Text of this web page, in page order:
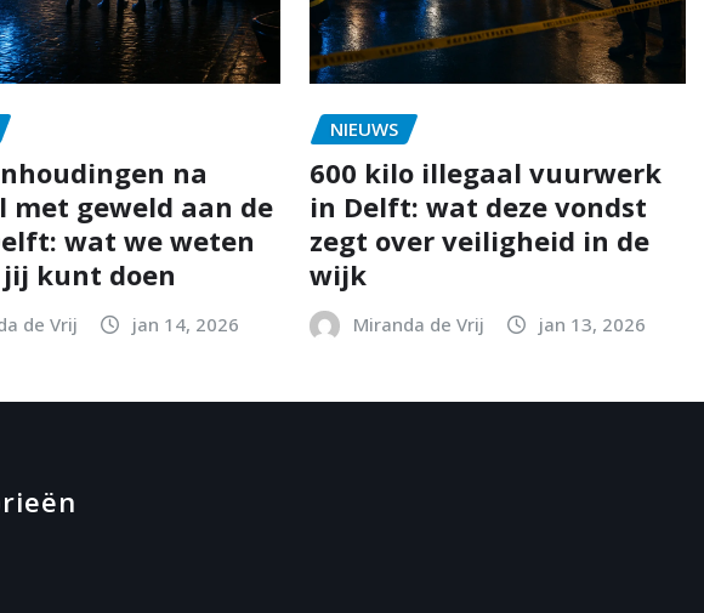
na
met geweld aan de
wat we weten
kunt doen
de Vrij jan 14, 2026
NIEUWS
600 kilo illegaal vuurwerk
in Delft: wat deze vondst
zegt over veiligheid in de
wijk
Miranda de Vrij jan 13, 2026